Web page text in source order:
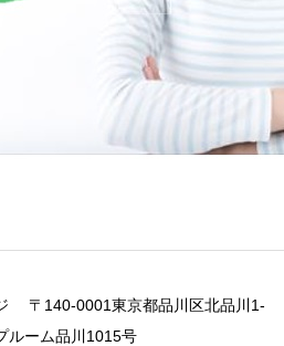
〒140-0001東京都品川区北品川1-
ルーム品川1015号